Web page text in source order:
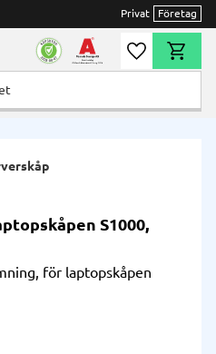
Privat Företag
Önskelista
S1000,
för laptopskåpen